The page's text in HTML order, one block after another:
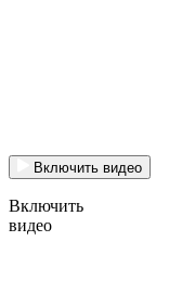
Включить видео
Включить
видео